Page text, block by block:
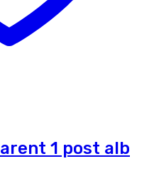
1 post alb